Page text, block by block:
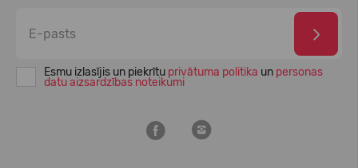
Esmu izlasījis un piekrītu privātuma politika un personas
datu aizsardzības noteikumi